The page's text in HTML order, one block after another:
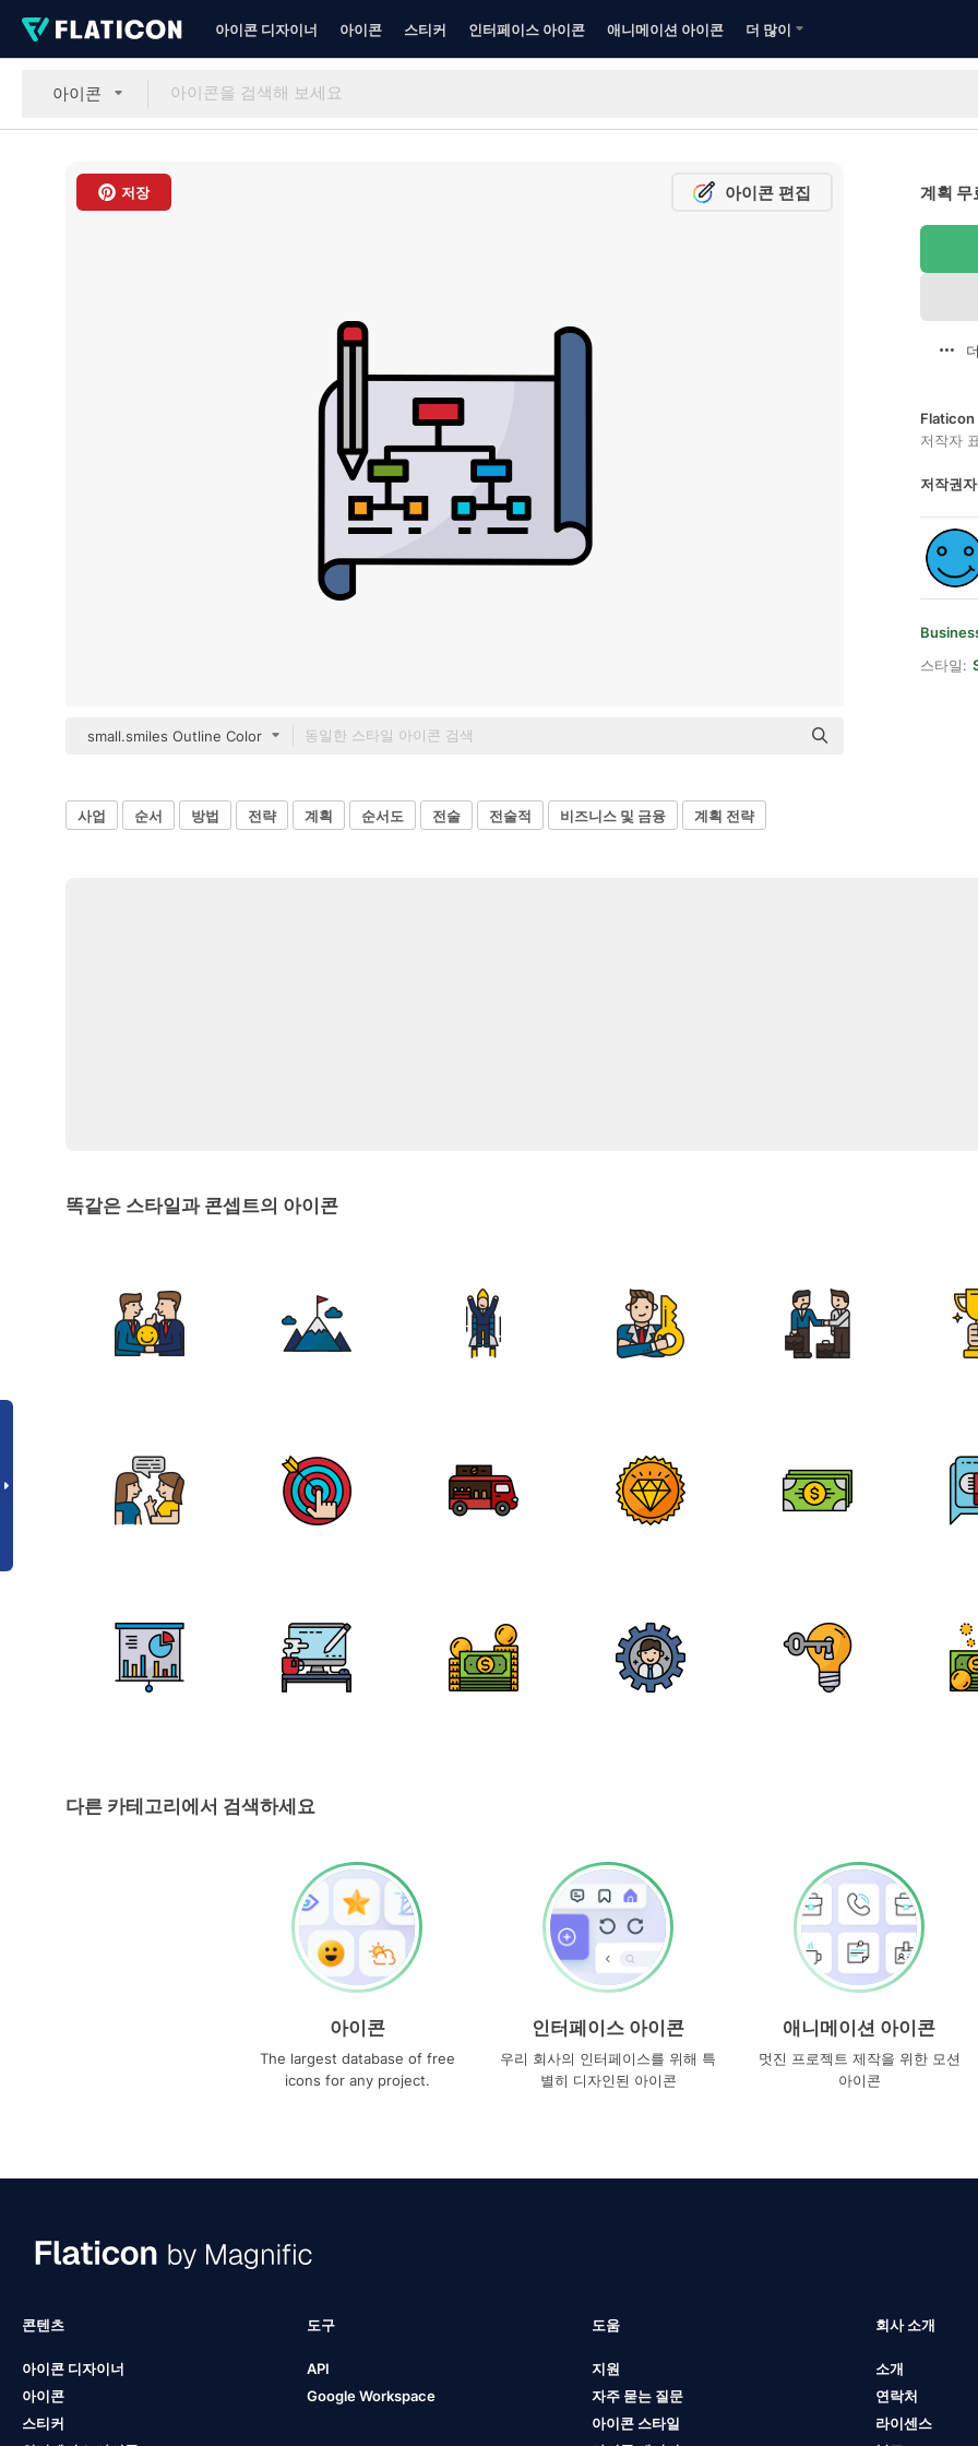
아이콘 디자이너 아이콘 스티커 인터페이스 아이콘 애니메이션 아이콘 더 많이
아이콘
저장 아이콘 편집
small.smiles Outline Color
계획 무
Flaticon
저작자
저작권
스타일:
사업 순서 방법 전략 계획 순서도 전술 전술적 비즈니스 및 금융 계획 전략
똑같은 스타일과 콘셉트의 아이콘
다른 카테고리에서 검색하세요
아이콘
The largest database of free
icons for any project.
인터페이스 아이콘
우리 회사의 인터페이스를 위해 특
별히 디자인된 아이콘
애니메이션 아이콘
멋진 프로젝트 제작을 위한 모션
아이콘
콘텐츠
아이콘 디자이너
아이콘
스티커
도구
API
Google Workspace
도움
지원
자주 묻는 질문
아이콘 스타일
회사 소개
소개
연락처
라이센스